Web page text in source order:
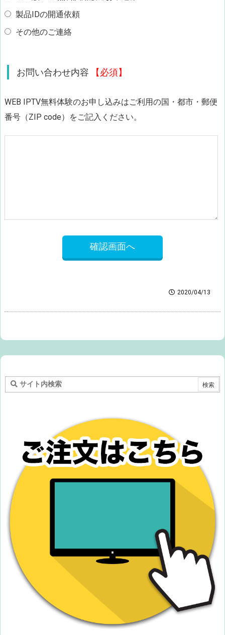
製品IDの開通依頼
その他のご連絡
お問い合わせ内容 【必須】
WEB IPTV無料体験のお申し込みはご利用の国・都市・郵便
番号（ZIP code）をご記入ください。
2020/04/13